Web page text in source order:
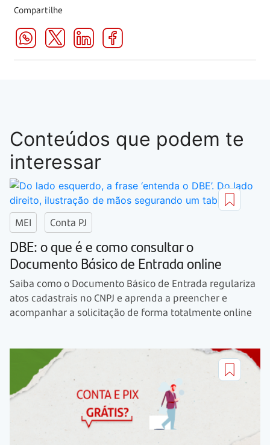
Compartilhe
Conteúdos que podem te
interessar
MEI Conta PJ
DBE: o que é e como consultar o
Documento Básico de Entrada online
Saiba como o Documento Básico de Entrada regulariza
atos cadastrais no CNPJ e aprenda a preencher e
acompanhar a solicitação de forma totalmente online